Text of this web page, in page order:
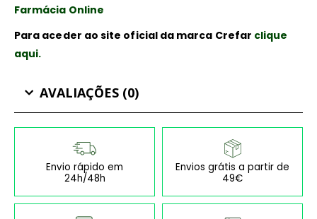
Farmácia Online
Para aceder ao site oficial da marca Crefar clique
aqui.
AVALIAÇÕES (0)
Envio rápido em
24h/48h
Envios grátis a partir de
49€